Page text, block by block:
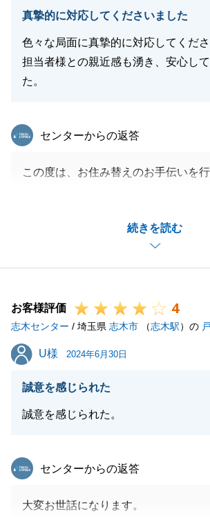
真摯的に対応してくださいました
色々な局面に真摯的に対応してくださ
担当者様との親近感も湧き、安心し
た。
続きを読む
東急リバブル
センターからの返答
この度は、お住み替えのお手伝いを
抜けない状態でした。私もですが本
それでも皆で協力しながら何とかご
私にとっても思い出に残るお取引とな
何かございましたらご相談ください。
宜しくお願い致します。
お客様評価 4
志木センター / 埼玉県 志木市 （志木駅）の
U様
U様 2024年6月30日
誠意を感じられた
誠意を感じられた。
東急リバブル
センターからの返答
大変お世話になります。